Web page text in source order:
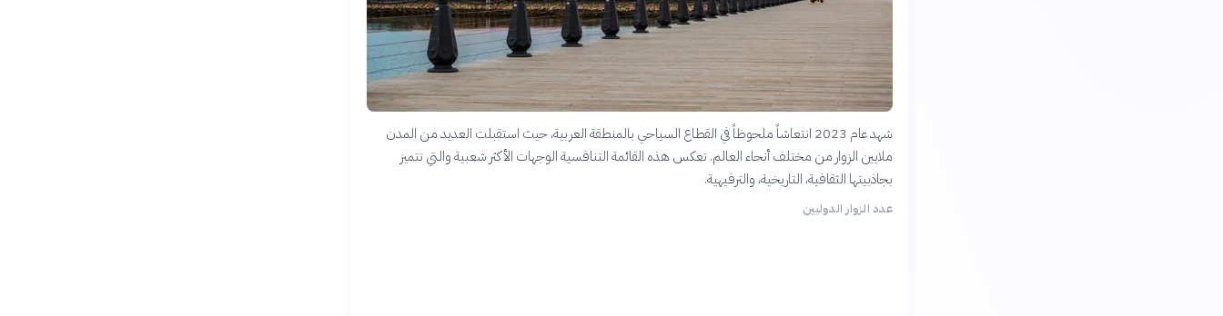
شهد عام 2023 انتعاشاً ملحوظاً في القطاع السياحي بالمنطقة العربية، حيث استقبلت العديد من المدن
ملايين الزوار من مختلف أنحاء العالم. تعكس هذه القائمة التنافسية الوجهات الأكثر شعبية والتي تتميز
بجاذبيتها الثقافية، التاريخية، والترفيهية.
عدد الزوار الدوليين